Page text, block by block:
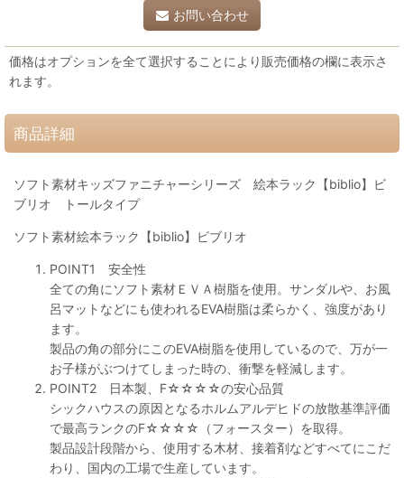
お問い合わせ
価格はオプションを全て選択することにより販売価格の欄に表示さ
れます。
商品詳細
ソフト素材キッズファニチャーシリーズ 絵本ラック【biblio】ビ
ブリオ トールタイプ
ソフト素材絵本ラック【biblio】ビブリオ
POINT1 安全性
全ての角にソフト素材ＥＶＡ樹脂を使用。サンダルや、お風
呂マットなどにも使われるEVA樹脂は柔らかく、強度があり
ます。
製品の角の部分にこのEVA樹脂を使用しているので、万が一
お子様がぶつけてしまった時の、衝撃を軽減します。
POINT2 日本製、F☆☆☆☆の安心品質
シックハウスの原因となるホルムアルデヒドの放散基準評価
で最高ランクのF☆☆☆☆（フォースター）を取得。
製品設計段階から、使用する木材、接着剤などすべてにこだ
わり、国内の工場で生産しています。